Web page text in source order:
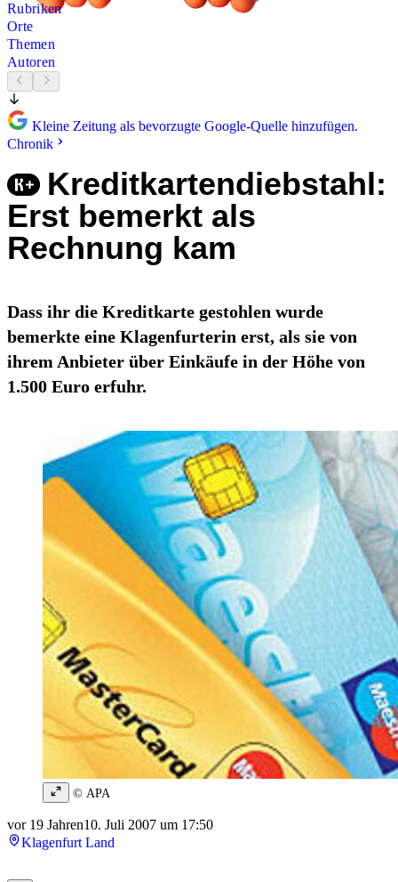
Rubriken
Orte
Themen
Autoren
Kleine Zeitung als bevorzugte Google-Quelle hinzufügen.
Chronik
Kreditkartendiebstahl:
Erst bemerkt als
Rechnung kam
Dass ihr die Kreditkarte gestohlen wurde
bemerkte eine Klagenfurterin erst, als sie von
ihrem Anbieter über Einkäufe in der Höhe von
1.500 Euro erfuhr.
© APA
vor 19 Jahren10. Juli 2007 um 17:50
Klagenfurt Land